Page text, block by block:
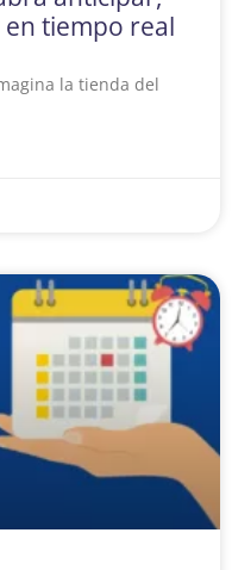
tiempo real
la tienda del